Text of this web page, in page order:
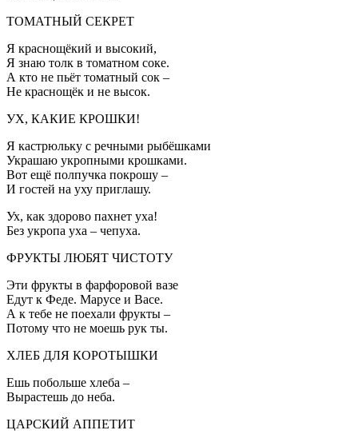
ТОМАТНЫЙ СЕКРЕТ
Я краснощёкий и высокий,
Я знаю толк в томатном соке.
А кто не пьёт томатный сок –
Не краснощёк и не высок.
УХ, КАКИЕ КРОШКИ!
Я кастрюльку с речными рыбёшками
Украшаю укропными крошками.
Вот ещё полпучка покрошу –
И гостей на уху приглашу.
Ух, как здорово пахнет уха!
Без укропа уха – чепуха.
ФРУКТЫ ЛЮБЯТ ЧИСТОТУ
Эти фрукты в фарфоровой вазе
Едут к Феде. Марусе и Васе.
А к тебе не поехали фрукты –
Потому что не моешь рук ты.
ХЛЕБ ДЛЯ КОРОТЫШКИ
Ешь побольше хлеба –
Вырастешь до неба.
ЦАРСКИЙ АППЕТИТ